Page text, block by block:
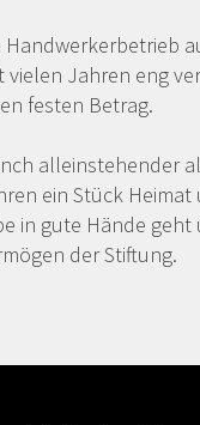
Handwerkerbetrieb
vielen Jahren eng
festen Betrag.
alleinstehender
ein Stück
in gute Hände
der Stiftung.